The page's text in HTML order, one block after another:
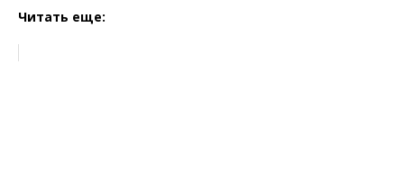
Читать еще: